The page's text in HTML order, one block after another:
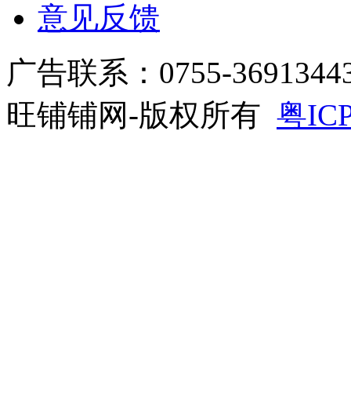
意见反馈
广告联系：0755-
旺铺铺网-版权所有 粤